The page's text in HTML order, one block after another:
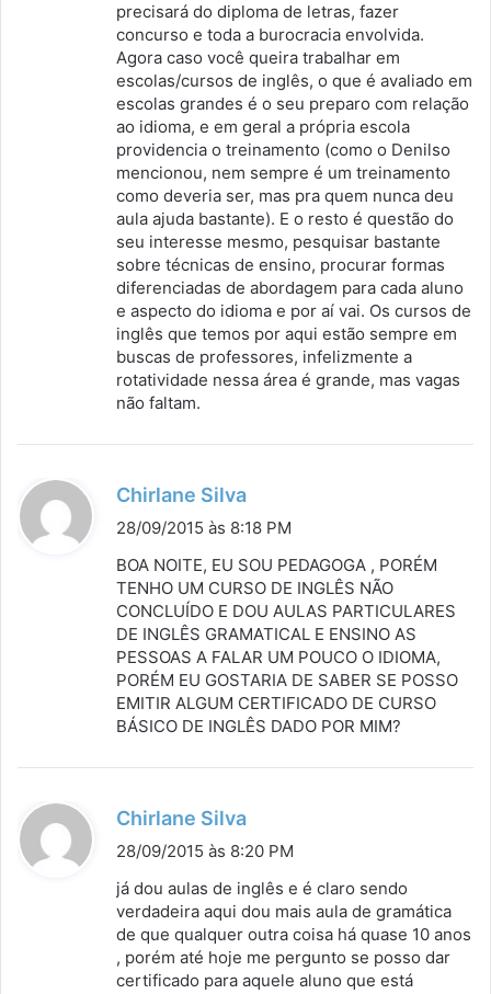
e
:
precisará do diploma de letras, fazer
concurso e toda a burocracia envolvida.
Agora caso você queira trabalhar em
escolas/cursos de inglês, o que é avaliado em
escolas grandes é o seu preparo com relação
ao idioma, e em geral a própria escola
providencia o treinamento (como o Denilso
mencionou, nem sempre é um treinamento
como deveria ser, mas pra quem nunca deu
aula ajuda bastante). E o resto é questão do
seu interesse mesmo, pesquisar bastante
sobre técnicas de ensino, procurar formas
diferenciadas de abordagem para cada aluno
e aspecto do idioma e por aí vai. Os cursos de
inglês que temos por aqui estão sempre em
buscas de professores, infelizmente a
rotatividade nessa área é grande, mas vagas
não faltam.
Chirlane Silva
i
s
e
:
28/09/2015 às 8:18 PM
BOA NOITE, EU SOU PEDAGOGA , PORÉM
TENHO UM CURSO DE INGLÊS NÃO
CONCLUÍDO E DOU AULAS PARTICULARES
DE INGLÊS GRAMATICAL E ENSINO AS
PESSOAS A FALAR UM POUCO O IDIOMA,
PORÉM EU GOSTARIA DE SABER SE POSSO
EMITIR ALGUM CERTIFICADO DE CURSO
BÁSICO DE INGLÊS DADO POR MIM?
Chirlane Silva
i
s
e
:
28/09/2015 às 8:20 PM
já dou aulas de inglês e é claro sendo
verdadeira aqui dou mais aula de gramática
de que qualquer outra coisa há quase 10 anos
, porém até hoje me pergunto se posso dar
certificado para aquele aluno que está